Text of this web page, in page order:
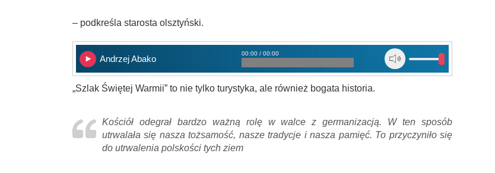
– podkreśla starosta olsztyński.
Andrzej Abako
00:00 / 00:00
„Szlak Świętej Warmii” to nie tylko turystyka, ale również bogata historia.
Kościół odegrał bardzo ważną rolę w walce z germanizacją. W ten sposób
utrwalała się nasza tożsamość, nasze tradycje i nasza pamięć. To przyczyniło się
do utrwalenia polskości tych ziem